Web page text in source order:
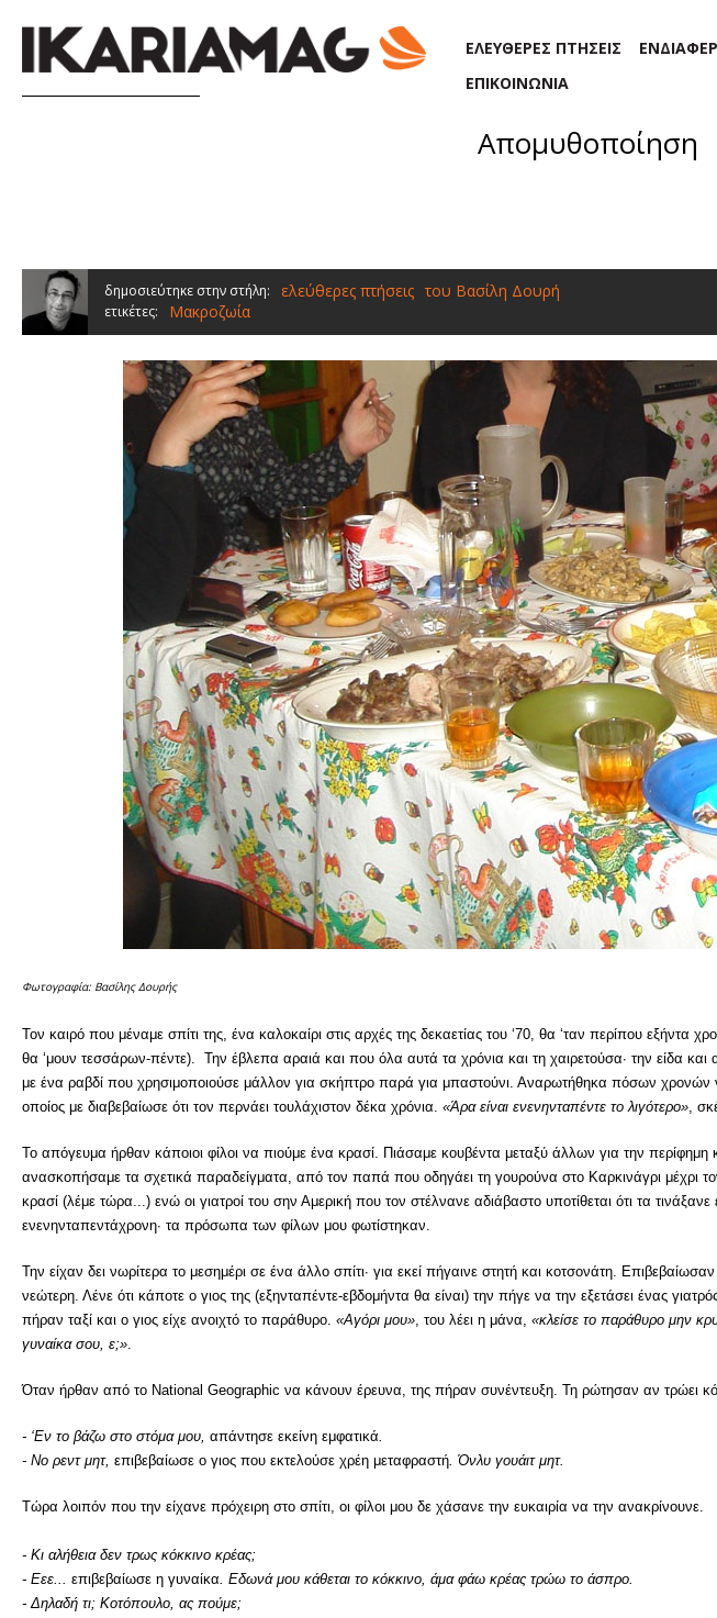
ΕΛΕΥΘΕΡΕΣ ΠΤΗΣΕΙΣ
ΕΠΙΚΟΙΝΩΝΙΑ
Απομυθοποίηση
δημοσιεύτηκε στην στήλη: ελεύθερες πτήσεις του Βασίλη Δουρή
ετικέτες: Μακροζωία
Φωτογραφία: Βασίλης Δουρής
Τον καιρό που μέναμε σπίτι της, ένα καλοκαίρι στις αρχές της δεκαετίας του ‘70, θα ‘ταν περίπου
θα ‘μουν τεσσάρων-πέντε). Την έβλεπα αραιά και που όλα αυτά τα χρόνια και τη χαιρετούσα· την είδα
με ένα ραβδί που χρησιμοποιούσε μάλλον για σκήπτρο παρά για μπαστούνι. Αναρωτήθηκα πόσων χρονών
οποίος με διαβεβαίωσε ότι τον περνάει τουλάχιστον δέκα χρόνια. «Άρα είναι ενενηνταπέντε το λιγότερο»,
Το απόγευμα ήρθαν κάποιοι φίλοι να πιούμε ένα κρασί. Πιάσαμε κουβέντα μεταξύ άλλων για την
ανασκοπήσαμε τα σχετικά παραδείγματα, από τον παπά που οδηγάει τη γουρούνα στο Καρκινάγρι μέχρι
κρασί (λέμε τώρα...) ενώ οι γιατροί του σην Αμερική που τον στέλνανε αδιάβαστο υποτίθεται ότι τα
ενενηνταπεντάχρονη· τα πρόσωπα των φίλων μου φωτίστηκαν.
Την είχαν δει νωρίτερα το μεσημέρι σε ένα άλλο σπίτι· για εκεί πήγαινε στητή και κοτσονάτη.
νεώτερη. Λένε ότι κάποτε ο γιος της (εξηνταπέντε-εβδομήντα θα είναι) την πήγε να την εξετάσει ένας
πήραν ταξί και ο γιος είχε ανοιχτό το παράθυρο. «Αγόρι μου», του λέει η μάνα, «κλείσε το παράθυρο μην
γυναίκα σου, ε;».
Όταν ήρθαν από το National Geographic να κάνουν έρευνα, της πήραν συνέντευξη. Τη ρώτησαν αν τρώει
- ‘Εν το βάζω στο στόμα μου, απάντησε εκείνη εμφατικά.
- Νο ρεντ μητ, επιβεβαίωσε ο γιος που εκτελούσε χρέη μεταφραστή. Όνλυ γουάιτ μητ.
Τώρα λοιπόν που την είχανε πρόχειρη στο σπίτι, οι φίλοι μου δε χάσανε την ευκαιρία να την ανακρίνουνε.
- Κι αλήθεια δεν τρως κόκκινο κρέας;
- Εεε... επιβεβαίωσε η γυναίκα. Εδωνά μου κάθεται το κόκκινο, άμα φάω κρέας τρώω το άσπρο.
- Δηλαδή τι; Κοτόπουλο, ας πούμε;